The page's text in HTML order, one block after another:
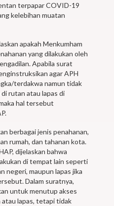
terpapar COVID-19
kelebihan muatan
apakah Menkumham
yang dilakukan oleh
Apabila surat
agar APH
terdakwa namun tidak
rutan atau lapas di
hal tersebut
berbagai jenis penahanan,
rumah, dan tahanan kota.
dijelaskan bahwa
di tempat lain seperti
negeri, maupun lapas jika
Dalam suratnya,
untuk menutup akses
lapas, tetapi tidak